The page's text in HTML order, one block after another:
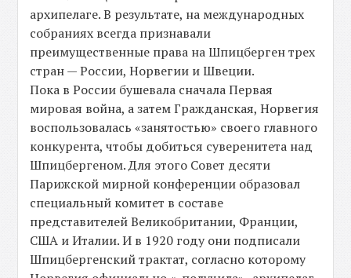
архипелаге. В результате, на международных
собраниях всегда признавали
преимущественные права на Шпицберген трех
стран — России, Норвегии и Швеции.
Пока в России бушевала сначала Первая
мировая война, а затем Гражданская, Норвегия
воспользовалась «занятостью» своего главного
конкурента, чтобы добиться суверенитета над
Шпицбергеном. Для этого Совет десяти
Парижской мирной конференции образовал
специальный комитет в составе
представителей Великобритании, Франции,
США и Италии. И в 1920 году они подписали
Шпицбергенский трактат, согласно которому